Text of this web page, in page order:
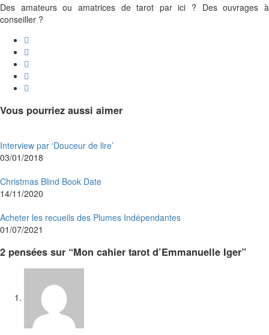
Des amateurs ou amatrices de tarot par ici ? Des ouvrages à
conseiller ?
Vous pourriez aussi aimer
Interview par ‘Douceur de lire’
03/01/2018
Christmas Blind Book Date
14/11/2020
Acheter les recueils des Plumes Indépendantes
01/07/2021
2 pensées sur “Mon cahier tarot d’Emmanuelle Iger”